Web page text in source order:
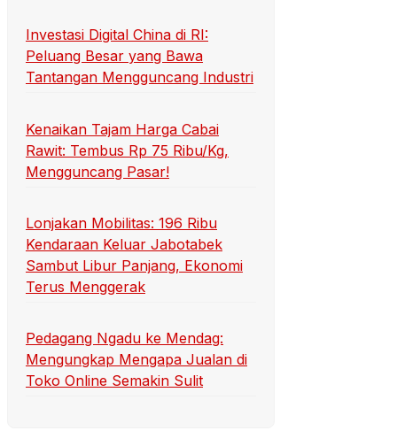
Investasi Digital China di RI:
Peluang Besar yang Bawa
Tantangan Mengguncang Industri
Kenaikan Tajam Harga Cabai
Rawit: Tembus Rp 75 Ribu/Kg,
Mengguncang Pasar!
Lonjakan Mobilitas: 196 Ribu
Kendaraan Keluar Jabotabek
Sambut Libur Panjang, Ekonomi
Terus Menggerak
Pedagang Ngadu ke Mendag:
Mengungkap Mengapa Jualan di
Toko Online Semakin Sulit